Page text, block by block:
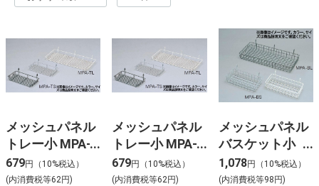
メッシュパネル
トレー小 MPA-
TS ベージュ
679円（10%税込）
(内消費税等62円)
メッシュパネル
トレー小 MPA-
TS ブラック
679円（10%税込）
(内消費税等62円)
メッシュパネル
バスケット小
MPA-BS ベージ
ュ
1,078円（10%税込）
(内消費税等98円)